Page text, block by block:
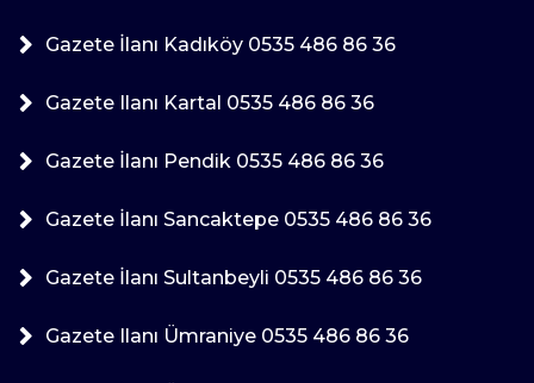
Gazete İlanı Kadıköy 0535 486 86 36
Gazete Ilanı Kartal 0535 486 86 36
Gazete İlanı Pendik 0535 486 86 36
Gazete İlanı Sancaktepe 0535 486 86 36
Gazete İlanı Sultanbeyli 0535 486 86 36
Gazete Ilanı Ümraniye 0535 486 86 36